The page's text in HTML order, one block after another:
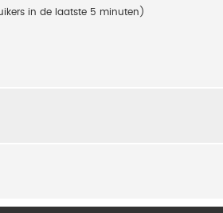
in de laatste 5 minuten)